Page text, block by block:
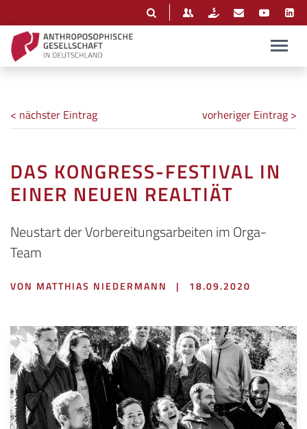
< nächster Eintrag vorheriger Eintrag >
DAS KONGRESS-FESTIVAL IN
EINER NEUEN REALTIÄT
Neustart der Vorbereitungsarbeiten im Orga-
Team
VON MATTHIAS NIEDERMANN | 18.09.2020